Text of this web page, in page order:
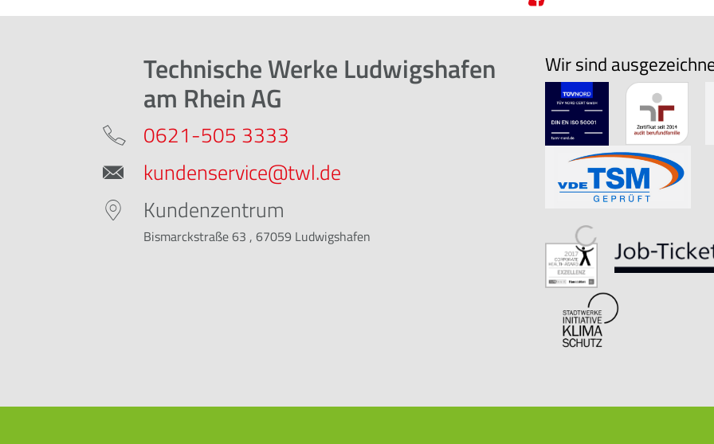
Technische Werke Ludwigshafen
am Rhein AG
0621-505 3333
kundenservice@twl.de
Kundenzentrum
Bismarckstraße 63 , 67059 Ludwigshafen
Wir sind